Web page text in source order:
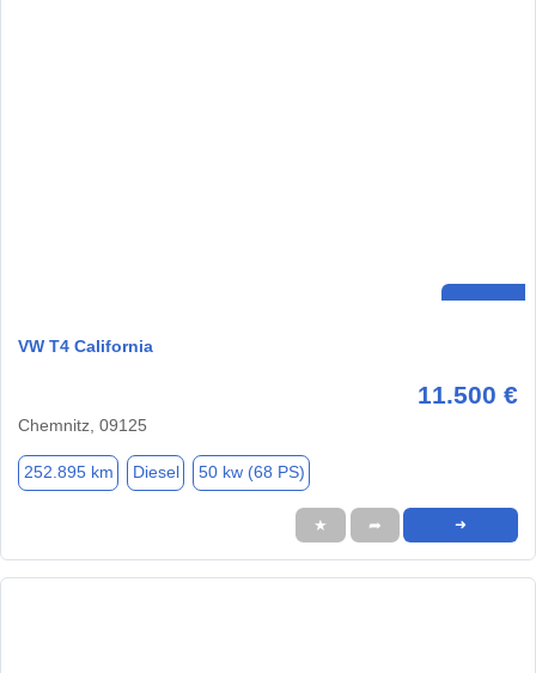
VW T4 California
11.500 €
Chemnitz, 09125
252.895 km Diesel 50 kw (68 PS)
★ ➦ ➜